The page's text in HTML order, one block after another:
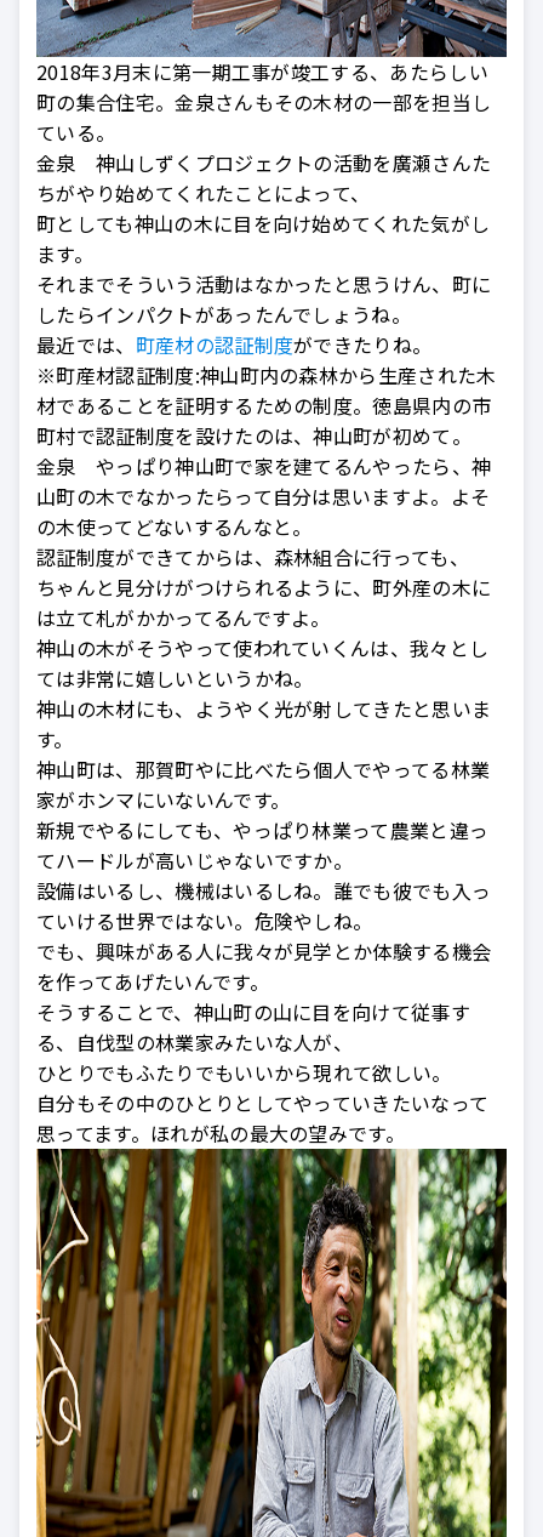
2018年3月末に第一期工事が竣工する、あたらしい
町の集合住宅。金泉さんもその木材の一部を担当し
ている。
金泉 神山しずくプロジェクトの活動を廣瀬さんた
ちがやり始めてくれたことによって、
町としても神山の木に目を向け始めてくれた気がし
ます。
それまでそういう活動はなかったと思うけん、町に
したらインパクトがあったんでしょうね。
最近では、 町産材の認証制度ができたりね。
※町産材認証制度:神山町内の森林から生産された木
材であることを証明するための制度。徳島県内の市
町村で認証制度を設けたのは、神山町が初めて。
金泉 やっぱり神山町で家を建てるんやったら、神
山町の木でなかったらって自分は思いますよ。よそ
の木使ってどないするんなと。
認証制度ができてからは、森林組合に行っても、
ちゃんと見分けがつけられるように、町外産の木に
は立て札がかかってるんですよ。
神山の木がそうやって使われていくんは、我々とし
ては非常に嬉しいというかね。
神山の木材にも、ようやく光が射してきたと思いま
す。
神山町は、那賀町やに比べたら個人でやってる林業
家がホンマにいないんです。
新規でやるにしても、やっぱり林業って農業と違っ
てハードルが高いじゃないですか。
設備はいるし、機械はいるしね。誰でも彼でも入っ
ていける世界ではない。危険やしね。
でも、興味がある人に我々が見学とか体験する機会
を作ってあげたいんです。
そうすることで、神山町の山に目を向けて従事す
る、自伐型の林業家みたいな人が、
ひとりでもふたりでもいいから現れて欲しい。
自分もその中のひとりとしてやっていきたいなって
思ってます。ほれが私の最大の望みです。